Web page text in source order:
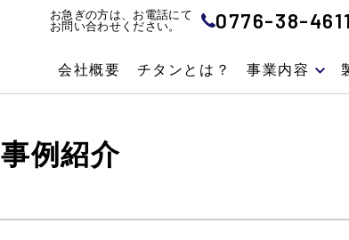
お急ぎの方は、お電話にて
お問い合わせください。
0776-38-4611
会社概要 チタンとは？ 事業内容
事例紹介